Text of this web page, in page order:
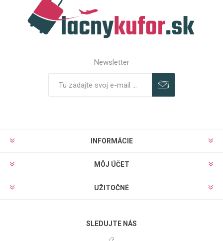
Newsletter
INFORMÁCIE
MÔJ ÚČET
UŽITOČNÉ
SLEDUJTE NÁS